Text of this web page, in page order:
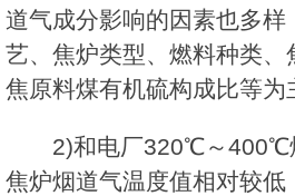
道气成分影响的因素也多样
艺、焦炉类型、燃料种类、
焦原料煤有机硫构成比等为
2)和电厂320℃～400℃
焦炉烟道气温度值相对较